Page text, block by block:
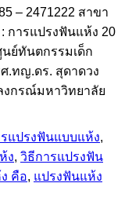
– 2471222 สาขา
การแปรงฟันแห้ง 20
นย์ทันตกรรมเด็ก
ศ.ทญ.ดร. สุดาดวง
กรณ์มหาวิทยาลัย
แปรงฟันแบบแห้ง,
ง, วิธีการแปรงฟัน
คือ, แปรงฟันแห้ง